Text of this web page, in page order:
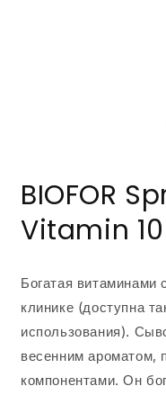
файлы
1
модальном
окне
BIOFOR
Vitamin
Богатая витаминами
клинике (доступна
использования).
весенним ароматом,
компонентами.Он